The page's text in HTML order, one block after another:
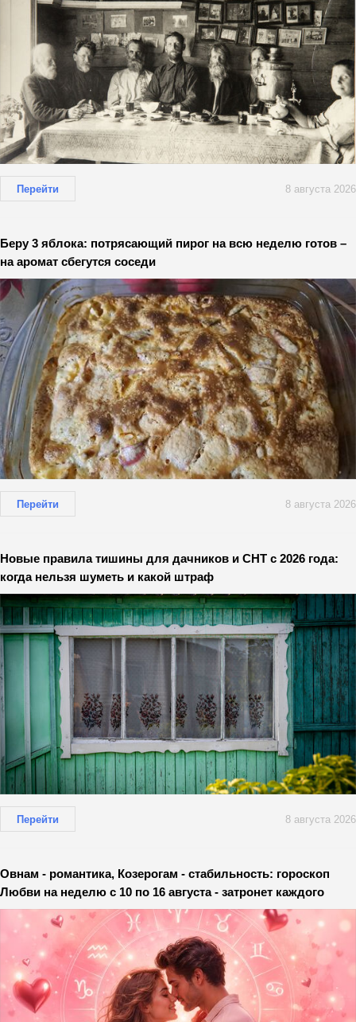
Перейти 8 августа 2026
Беру 3 яблока: потрясающий пирог на всю неделю готов –
на аромат сбегутся соседи
Перейти 8 августа 2026
Новые правила тишины для дачников и СНТ с 2026 года:
когда нельзя шуметь и какой штраф
Перейти 8 августа 2026
Овнам - романтика, Козерогам - стабильность: гороскоп
Любви на неделю с 10 по 16 августа - затронет каждого